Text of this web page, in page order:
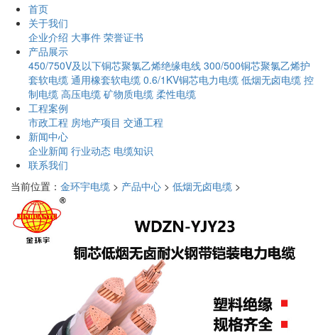
首页
关于我们
企业介绍 大事件 荣誉证书
产品展示
450/750V及以下铜芯聚氯乙烯绝缘电线 300/500铜芯聚氯乙烯护
套软电缆 通用橡套软电缆 0.6/1KV铜芯电力电缆 低烟无卤电缆 控
制电缆 高压电缆 矿物质电缆 柔性电缆
工程案例
市政工程 房地产项目 交通工程
新闻中心
企业新闻 行业动态 电缆知识
联系我们
当前位置： 金环宇电缆 > 产品中心 > 低烟无卤电缆 >